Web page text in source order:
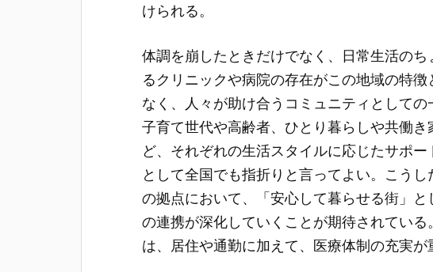
けられる。
体調を崩したときだけでなく、日常生活の
るクリニックや病院の存在がこの地域の特
なく、人々が助け合うコミュニティとしての
子育て世代や高齢者、ひとり暮らしや共働
ど、それぞれの生活スタイルに応じたサポ
として全国でも指折りと言ってよい。こう
の拠点において、「安心して暮らせる街」
の連携が深化していくことが期待されてい
は、居住や通勤に加えて、医療体制の充実が